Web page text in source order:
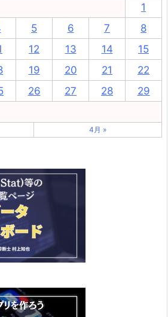
1
5 6 7
8
12 13 14
15
19 20 21
22
26 27 28
29
4月 »